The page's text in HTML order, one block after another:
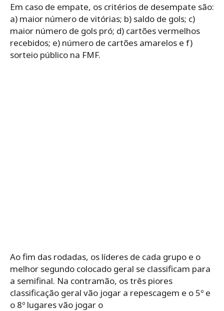
Em caso de empate, os critérios de desempate são:
a) maior número de vitórias; b) saldo de gols; c)
maior número de gols pró; d) cartões vermelhos
recebidos; e) número de cartões amarelos e f)
sorteio público na FMF.
Ao fim das rodadas, os líderes de cada grupo e o
melhor segundo colocado geral se classificam para
a semifinal. Na contramão, os três piores
classificação geral vão jogar a repescagem e o 5º e
o 8º lugares vão jogar o